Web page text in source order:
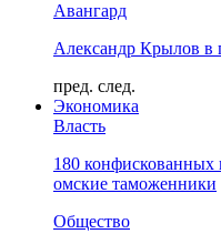
Авангард
Александр Крылов в
пред. след.
Экономика
Власть
180
омские таможенники
Общество